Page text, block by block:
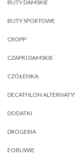
BUTY DAMSKIE
BUTY SPORTOWE
CROPP
CZAPKI DAMSKIE
CZÓŁENKA
DECATHLON
DODATKI
DROGERIA
EOBUWIE